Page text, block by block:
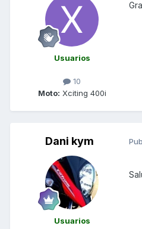
Usuarios
10
Moto: Xciting 400i
Dani kym
Usuarios